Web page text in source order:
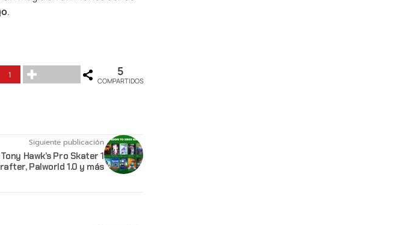
.
1 5
COMPARTIDOS
Siguiente publicación
Hawk’s Pro Skater 1
Palworld 1.0 y más